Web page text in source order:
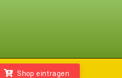
Shop eintragen